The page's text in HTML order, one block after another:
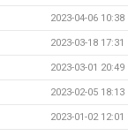
2023-04-06 10:38
2023-03-18 17:31
2023-03-01 20:49
2023-02-05 18:13
2023-01-02 12:01